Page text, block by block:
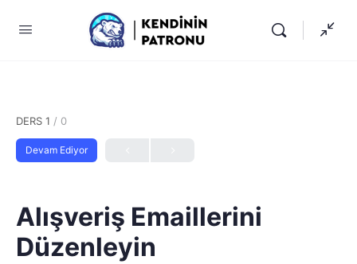
DERS 1 / 0
Devam Ediyor
Alışveriş Emaillerini
Düzenleyin